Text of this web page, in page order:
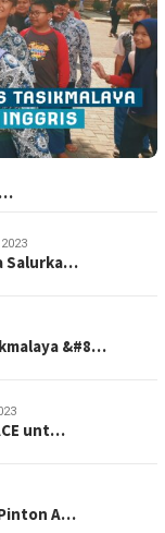
Salurka…
&#8…
unt…
A…